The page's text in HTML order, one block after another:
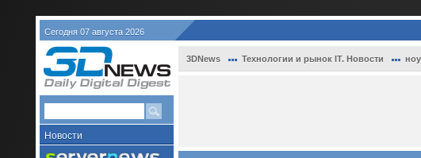
Сегодня 07 августа 2026
Новости
3DNews Технологии и рынок IT. Новости